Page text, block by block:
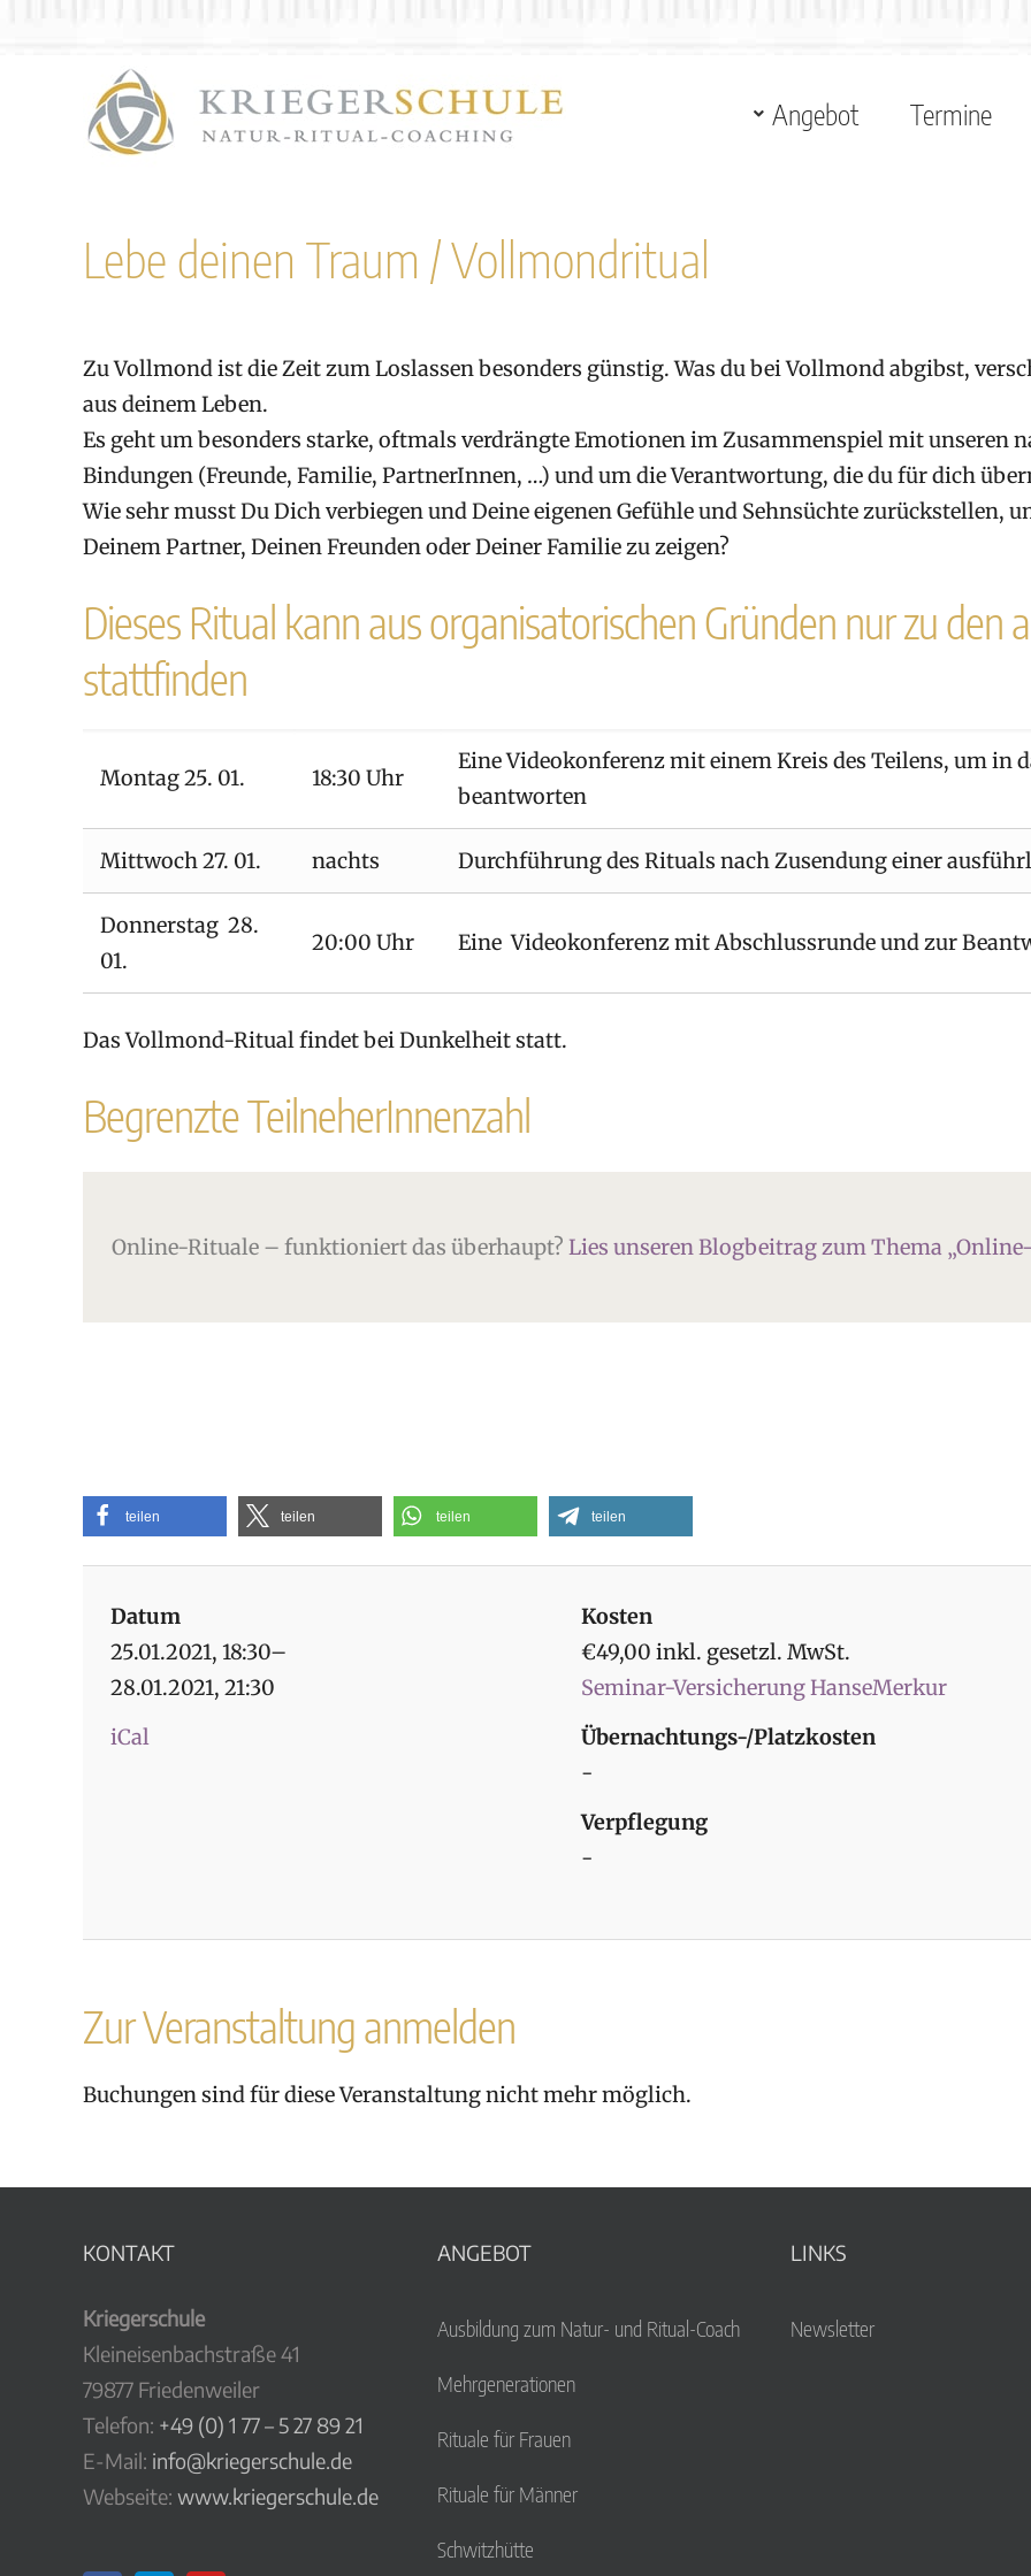
Angebot Termine
Lebe deinen Traum / Vollmondritual
Zu Vollmond ist die Zeit zum Loslassen besonders günstig. Was du bei Vollmond abgibst,
aus deinem Leben.
Es geht um besonders starke, oftmals verdrängte Emotionen im Zusammenspiel mit unseren
Bindungen (Freunde, Familie, PartnerInnen, …) und um die Verantwortung, die du für dich
Wie sehr musst Du Dich verbiegen und Deine eigenen Gefühle und Sehnsüchte zurückstellen,
Deinem Partner, Deinen Freunden oder Deiner Familie zu zeigen?
Dieses Ritual kann aus organisatorischen Gründen nur zu den
stattfinden
Montag 25. 01. 18:30 Uhr
Eine Videokonferenz mit einem Kreis des Teilens, um in
beantworten
Mittwoch 27. 01. nachts Durchführung des Rituals nach Zusendung einer
Donnerstag 28.
01.
20:00 Uhr Eine Videokonferenz mit Abschlussrunde und zur
Das Vollmond-Ritual findet bei Dunkelheit statt.
Begrenzte TeilneherInnenzahl
Online-Rituale – funktioniert das überhaupt? Lies unseren Blogbeitrag zum Thema
teilen teilen teilen teilen
Datum
25.01.2021, 18:30–
28.01.2021, 21:30
iCal
Kosten
€49,00 inkl. gesetzl. MwSt.
Seminar-Versicherung HanseMerkur
Übernachtungs-/Platzkosten
-
Verpflegung
-
Zur Veranstaltung anmelden
Buchungen sind für diese Veranstaltung nicht mehr möglich.
KONTAKT
Kriegerschule
Kleineisenbachstraße 41
79877 Friedenweiler
Telefon: +49 (0) 1 77 – 5 27 89 21
E-Mail: info@kriegerschule.de
Webseite: www.kriegerschule.de
ANGEBOT
Ausbildung zum Natur- und Ritual-Coach
Mehrgenerationen
Rituale für Frauen
Rituale für Männer
Schwitzhütte
LINKS
Newsletter